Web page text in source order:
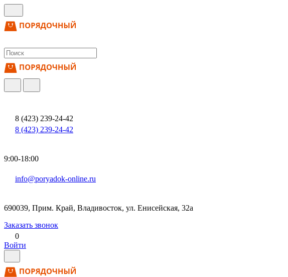
8 (423) 239-24-42
8 (423) 239-24-42
9:00-18:00
info@poryadok-online.ru
690039, Прим. Край, Владивосток, ул. Енисейская, 32а
Заказать звонок
0
Войти